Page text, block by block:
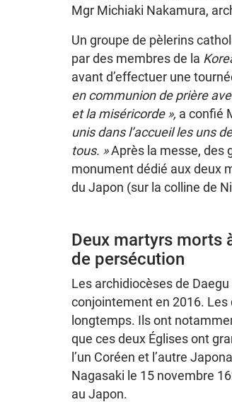
Mgr Michiaki Nakamura,
Un groupe de pèlerins
par des membres de la
avant d’effectuer une
en communion de prière
et la miséricorde », a confié
unis dans l’accueil les uns
tous. »Après la messe, des
monument dédié aux deux
du Japon (sur la colline de
Deux martyrs morts
de persécution
Les archidiocèses de
conjointement en 2016.
longtemps. Ils ont
que ces deux Églises ont
l’un Coréen et l’autre
Nagasaki le 15 novembre
au Japon.